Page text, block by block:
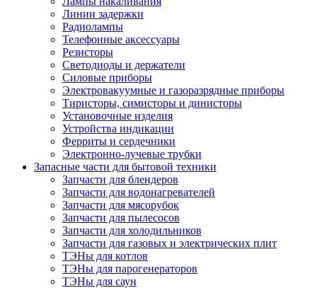
Линии задержки
Радиолампы
Телефонные аксессуары
Резисторы
Светодиоды и держатели
Силовые приборы
Электровакуумные и газоразрядные приборы
Тиристоры, симисторы и динисторы
Установочные изделия
Устройства индикации
Ферриты и сердечники
Электронно-лучевые трубки
Запасные части для бытовой техники
Запчасти для блендеров
Запчасти для водонагревателей
Запчасти для мясорубок
Запчасти для пылесосов
Запчасти для холодильников
Запчасти для газовых и электрических плит
ТЭНы для котлов
ТЭНы для парогенераторов
ТЭНы для саун